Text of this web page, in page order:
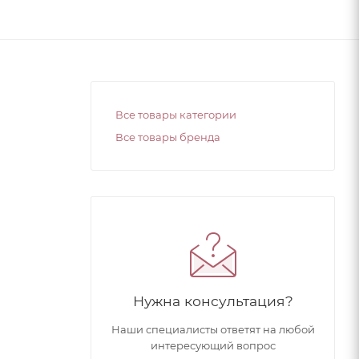
Все товары категории
Все товары бренда
Нужна консультация?
Наши специалисты ответят на любой
интересующий вопрос